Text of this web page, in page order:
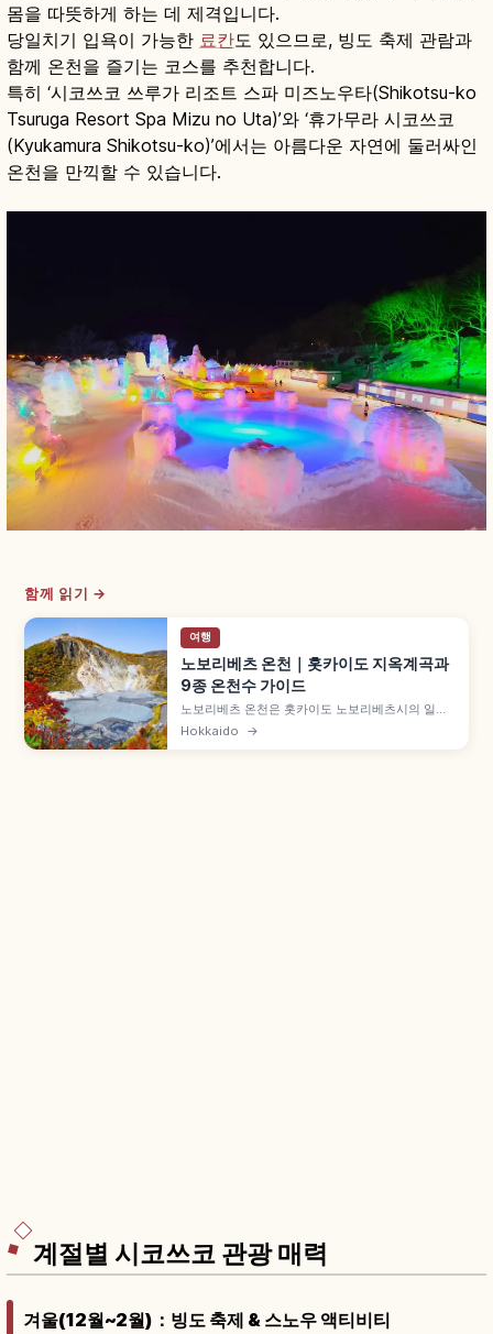
몸을 따뜻하게 하는 데 제격입니다.
당일치기 입욕이 가능한 료칸도 있으므로, 빙도 축제 관람과
함께 온천을 즐기는 코스를 추천합니다.
특히 ‘시코쓰코 쓰루가 리조트 스파 미즈노우타(Shikotsu-ko
Tsuruga Resort Spa Mizu no Uta)’와 ‘휴가무라 시코쓰코
(Kyukamura Shikotsu-ko)’에서는 아름다운 자연에 둘러싸인
온천을 만끽할 수 있습니다.
함께 읽기 →
여행
노보리베츠 온천｜홋카이도 지옥계곡과
9종 온천수 가이드
노보리베츠 온천은 홋카이도 노보리베츠시의 일본
대표 온천지로, 화산 활동이 활발한 지옥계곡을 원
Hokkaido →
계절별 시코쓰코 관광 매력
겨울(12월~2월)：빙도 축제 & 스노우 액티비티